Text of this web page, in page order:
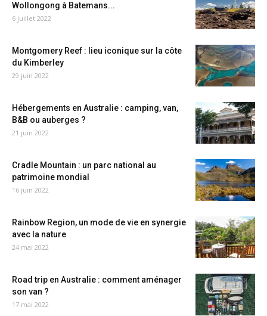
Wollongong à Batemans...
6 juillet 2022
Montgomery Reef : lieu iconique sur la côte
du Kimberley
29 juin 2022
Hébergements en Australie : camping, van,
B&B ou auberges ?
21 juin 2022
Cradle Mountain : un parc national au
patrimoine mondial
16 juin 2022
Rainbow Region, un mode de vie en synergie
avec la nature
24 mai 2022
Road trip en Australie : comment aménager
son van ?
17 mai 2022